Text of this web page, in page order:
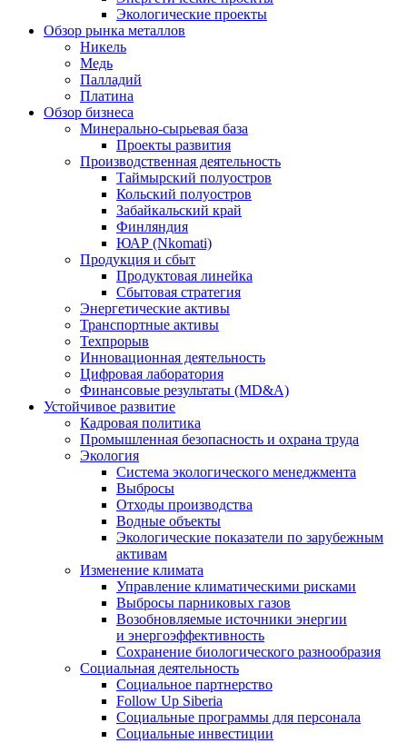
Экологические проекты
Обзор рынка металлов
Никель
Медь
Палладий
Платина
Обзор бизнеса
Минерально-сырьевая база
Проекты развития
Производственная деятельность
Таймырский полуостров
Кольский полуостров
Забайкальский край
Финляндия
ЮАР (Nkomati)
Продукция и сбыт
Продуктовая линейка
Сбытовая стратегия
Энергетические активы
Транспортные активы
Техпрорыв
Инновационная деятельность
Цифровая лаборатория
Финансовые результаты (MD&A)
Устойчивое развитие
Кадровая политика
Промышленная безопасность и охрана труда
Экология
Система экологического менеджмента
Выбросы
Отходы производства
Водные объекты
Экологические показатели по зарубежным
активам
Изменение климата
Управление климатическими рисками
Выбросы парниковых газов
Возобновляемые источники энергии
и энергоэффективность
Сохранение биологического разнообразия
Социальная деятельность
Социальное партнерство
Follow Up Siberia
Социальные программы для персонала
Социальные инвестиции